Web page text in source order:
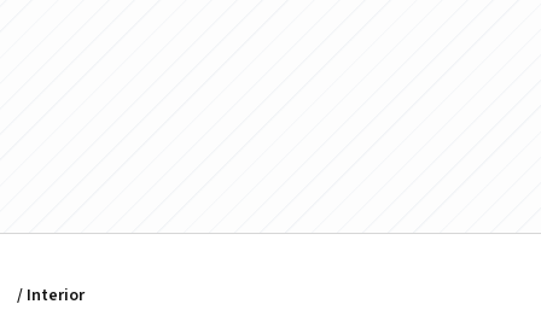
/ Interior